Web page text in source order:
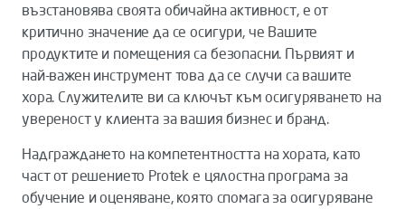
възстановява своята обичайна активност, е от
критично значение да се осигури, че Вашите
продуктите и помещения са безопасни. Първият и
най-важен инструмент това да се случи са вашите
хора. Служителите ви са ключът към осигуряването на
увереност у клиента за вашия бизнес и бранд.
Надграждането на компетентността на хората, като
част от решението Protek е цялостна програма за
обучение и оценяване, която спомага за осигуряване